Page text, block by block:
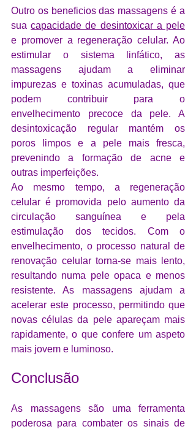
Outro os beneficios das massagens é a
sua capacidade de desintoxicar a pele
e promover a regeneração celular. Ao
estimular o sistema linfático, as
massagens ajudam a eliminar
impurezas e toxinas acumuladas, que
podem contribuir para o
envelhecimento precoce da pele. A
desintoxicação regular mantém os
poros limpos e a pele mais fresca,
prevenindo a formação de acne e
outras imperfeições.
Ao mesmo tempo, a regeneração
celular é promovida pelo aumento da
circulação sanguínea e pela
estimulação dos tecidos. Com o
envelhecimento, o processo natural de
renovação celular torna-se mais lento,
resultando numa pele opaca e menos
resistente. As massagens ajudam a
acelerar este processo, permitindo que
novas células da pele apareçam mais
rapidamente, o que confere um aspeto
mais jovem e luminoso.
Conclusão
As massagens são uma ferramenta
poderosa para combater os sinais de